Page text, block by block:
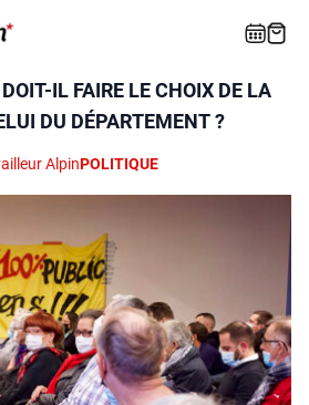
IL FAIRE LE CHOIX DE LA
DU DÉPARTEMENT ?
AlpinPOLITIQUE